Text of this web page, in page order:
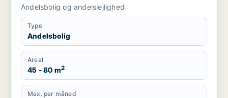
Andelsbolig og andelslejlighed
Type
Andelsbolig
Areal
45 - 80 m2
Max. per måned